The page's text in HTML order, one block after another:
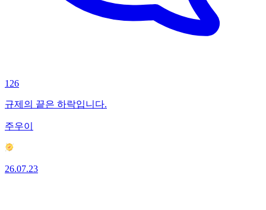
126
규제의 끝은 하락입니다.
주우이
26.07.23